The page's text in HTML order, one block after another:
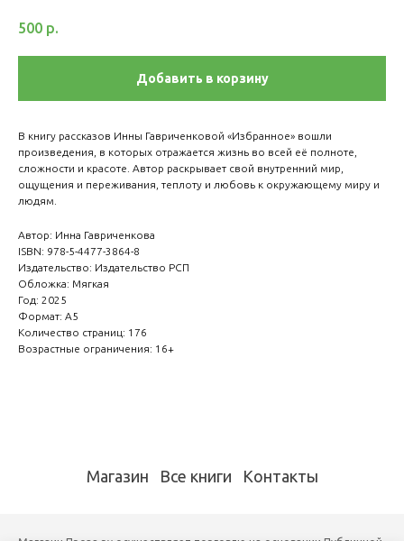
500 р.
Добавить в корзину
В книгу рассказов Инны Гавриченковой «Избранное» вошли
произведения, в которых отражается жизнь во всей её полноте,
сложности и красоте. Автор раскрывает свой внутренний мир,
ощущения и переживания, теплоту и любовь к окружающему миру и
людям.
Автор: Инна Гавриченкова
ISBN: 978-5-4477-3864-8
Издательство: Издательство РСП
Обложка: Мягкая
Год: 2025
Формат: А5
Количество страниц: 176
Возрастные ограничения: 16+
Магазин Все книги Контакты